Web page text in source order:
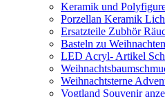
Keramik und
Porzellan Keramik
Ersatzteile Zubhör
Basteln zu Weihnachten
LED Acryl- Artikel
Weihnachtsterne
Vogtland Souvenir